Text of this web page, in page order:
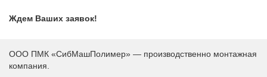
Ждем Ваших заявок!
ООО ПМК «СибМашПолимер» — производственно монтажная
компания.